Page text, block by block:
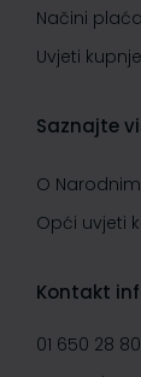
Načini
Uvjeti kupnje
Saznajte
O
Opći uvjeti
Kontakt
01 650 28 80